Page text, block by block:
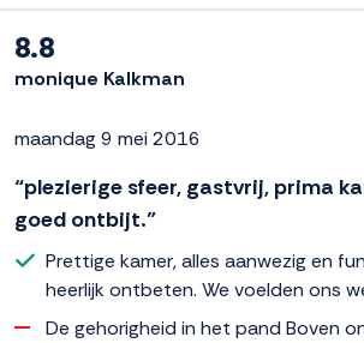
8.8
monique Kalkman
maandag 9 mei 2016
“plezierige sfeer, gastvrij, prima
goed ontbijt.”
Prettige kamer, alles aanwezig en
heerlijk ontbeten. We voelden ons
De gehorigheid in het pand Boven